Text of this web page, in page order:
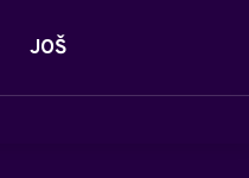
JOŠ